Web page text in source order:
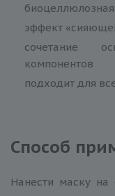
эффект
сочетание
компонентов
подходит для
Способ
Нанести маску